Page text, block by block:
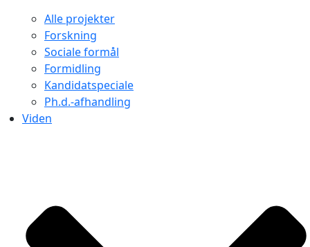
Alle projekter
Forskning
Sociale formål
Formidling
Kandidatspeciale
Ph.d.-afhandling
Viden